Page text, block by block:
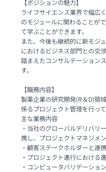
【ポジションの魅力】
ライフサイエンス業界で幅広
のモジュールに関わることが
て学ぶことができます。
また、今後も継続的に新モジ
におけるビジネス部門との交
踏まえたコンサルテーション
す。
【職務内容】
製薬企業の研究開発(R＆D)領
係るプロジェクト管理を行っ
主な業務内容
・当社のグローバルデリバリ
携し、プロジェクトマネジメ
・顧客ステークホルダーと連
・プロジェクト進行における
・コンピュータバリデーショ